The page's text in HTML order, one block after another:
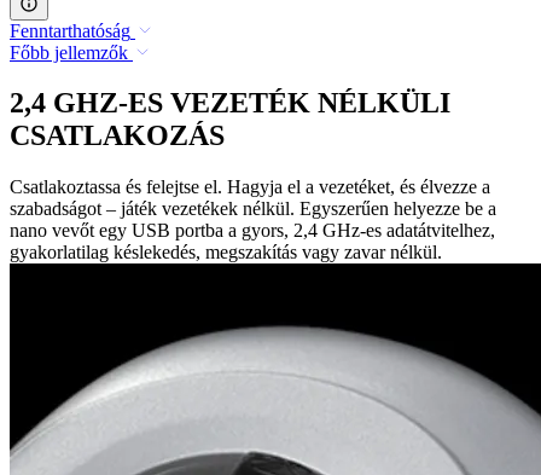
Fenntarthatóság
Főbb jellemzők
2,4 GHZ-ES VEZETÉK NÉLKÜLI
CSATLAKOZÁS
Csatlakoztassa és felejtse el. Hagyja el a vezetéket, és élvezze a
szabadságot – játék vezetékek nélkül. Egyszerűen helyezze be a
nano vevőt egy USB portba a gyors, 2,4 GHz-es adatátvitelhez,
gyakorlatilag késlekedés, megszakítás vagy zavar nélkül.